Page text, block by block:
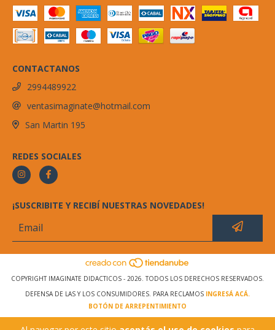
CONTACTANOS
2994489922
ventasimaginate@hotmail.com
San Martin 195
REDES SOCIALES
¡SUSCRIBITE Y RECIBÍ NUESTRAS NOVEDADES!
COPYRIGHT IMAGINATE DIDACTICOS - 2026. TODOS LOS DERECHOS RESERVADOS.
DEFENSA DE LAS Y LOS CONSUMIDORES. PARA RECLAMOS INGRESÁ ACÁ.
BOTÓN DE ARREPENTIMIENTO